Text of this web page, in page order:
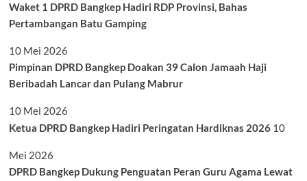
Waket 1 DPRD Bangkep Hadiri RDP Provinsi, Bahas
Pertambangan Batu Gamping
10 Mei 2026
Pimpinan DPRD Bangkep Doakan 39 Calon Jamaah Haji
Beribadah Lancar dan Pulang Mabrur
10 Mei 2026
Ketua DPRD Bangkep Hadiri Peringatan Hardiknas 2026 10
Mei 2026
DPRD Bangkep Dukung Penguatan Peran Guru Agama Lewat